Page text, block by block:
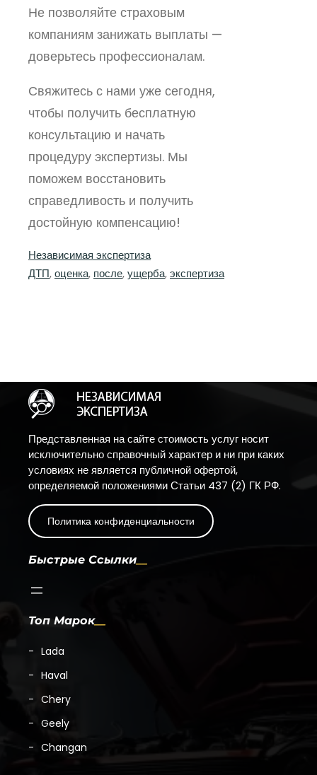
Не позволяйте страховым
компаниям занижать выплаты —
доверьтесь профессионалам.
Свяжитесь с нами уже сегодня,
чтобы получить бесплатную
консультацию и начать
процедуру экспертизы. Мы
поможем восстановить
справедливость и получить
достойную компенсацию!
Независимая экспертиза
ДТП, оценка, после, ущерба, экспертиза
Представленная на сайте стоимость услуг носит
исключительно справочный характер и ни при каких
условиях не является публичной офертой,
определяемой положениями Статьи 437 (2) ГК РФ.
Политика конфиденциальности
Быстрые Ссылки
Топ Марок
Lada
Haval
Chery
Geely
Changan